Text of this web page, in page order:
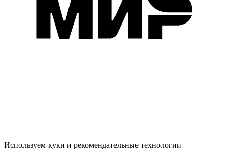
Используем куки и рекомендательные технологии